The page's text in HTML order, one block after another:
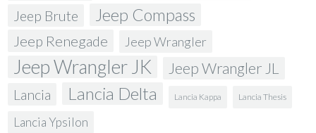
Jeep Brute Jeep Compass
Jeep Renegade Jeep Wrangler
Jeep Wrangler JK Jeep Wrangler JL
Lancia Lancia Delta Lancia Kappa Lancia Thesis
Lancia Ypsilon